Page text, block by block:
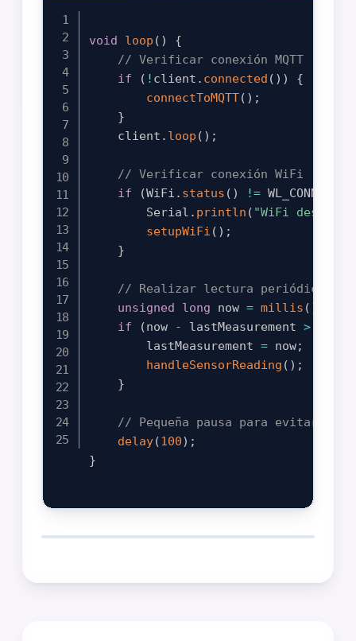
void loop ( )
{
// Verificar conexión MQTT
if
( ! client . connected ( ) )
{
connectToMQTT( ) ;
}
    client
. loop ( ) ;
// Verificar conexión WiFi
if
(WiFi . status ( ) != WL_CONNECTED
        Serial
. println ( "WiFi
setupWiFi ( ) ;
}
// Realizar lectura periódica del
unsigned
long now = millis ( )
if
(now - lastMeasurement >
        lastMeasurement
= now;
handleSensorReading ( ) ;
}
// Pequeña pausa para evitar
delay(100) ;
}